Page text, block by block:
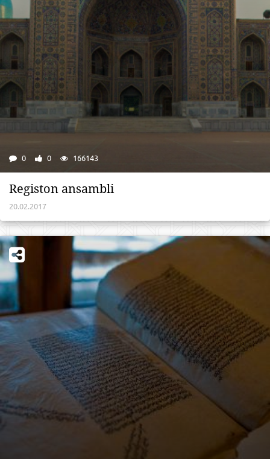
0 0 166143
Registon ansambli
20.02.2017